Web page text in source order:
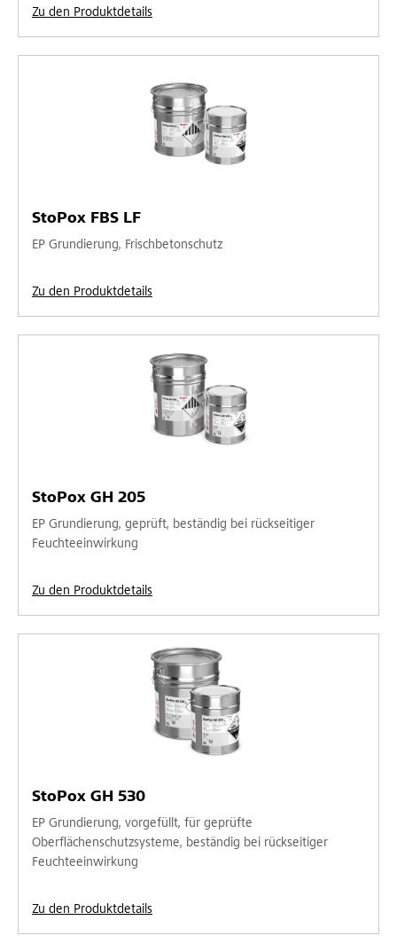
Zu den Produktdetails
StoPox FBS LF
EP Grundierung, Frischbetonschutz
Zu den Produktdetails
StoPox GH 205
EP Grundierung, geprüft, beständig bei rückseitiger
Feuchteeinwirkung
Zu den Produktdetails
StoPox GH 530
EP Grundierung, vorgefüllt, für geprüfte
Oberflächenschutzsysteme, beständig bei rückseitiger
Feuchteeinwirkung
Zu den Produktdetails